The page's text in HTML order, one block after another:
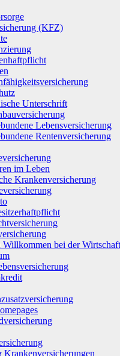
(KFZ)
Unterschrift
Lebensversicherung
Rentenversicherung
im Leben
Krankenversicherung
bei der
Krankenversicherungen